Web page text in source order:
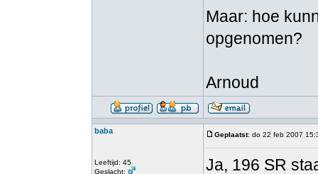
Maar: hoe
opgenomen?
Arnoud
baba
Leeftijd: 45
Geslacht:
Geplaatst: do 22 feb 2007
Ja, 196 SR